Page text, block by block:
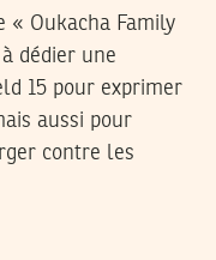
« Oukacha Family
dédier une
15 pour exprimer
aussi pour
contre les